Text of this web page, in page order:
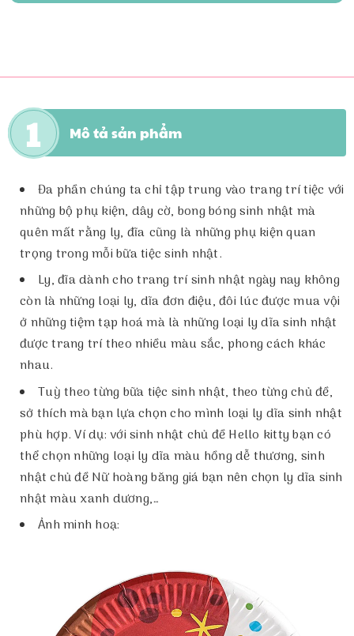
Mô tả sản phẩm
Đa phần chúng ta chỉ tập trung vào trang trí tiệc với
những bộ phụ kiện, dây cờ, bong bóng sinh nhật mà
quên mất rằng ly, đĩa cũng là những phụ kiện quan
trọng trong mỗi bữa tiệc sinh nhật.
Ly, đĩa dành cho trang trí sinh nhật ngày nay không
còn là những loại ly, dĩa đơn điệu, đôi lúc được mua vội
ở những tiệm tạp hoá mà là những loại ly dĩa sinh nhật
được trang trí theo nhiều màu sắc, phong cách khác
nhau.
Tuỳ theo từng bữa tiệc sinh nhật, theo từng chủ đề,
sở thích mà bạn lựa chọn cho mình loại ly dĩa sinh nhật
phù hợp. Ví dụ: với sinh nhật chủ đề Hello kitty bạn có
thể chọn những loại ly dĩa màu hồng dễ thương, sinh
nhật chủ đề Nữ hoàng băng giá bạn nên chọn ly dĩa sinh
nhật màu xanh dương,…
Ảnh minh hoạ: